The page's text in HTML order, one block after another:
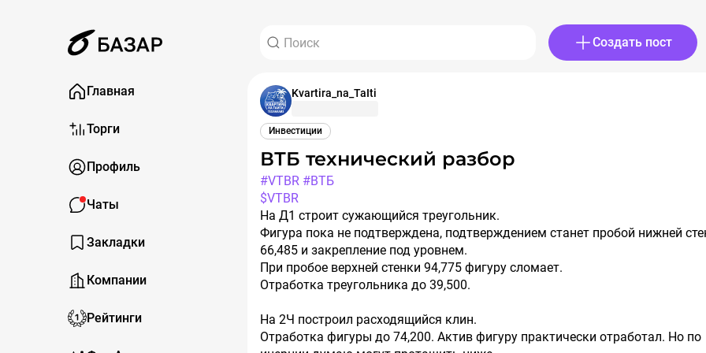
Создать пост
Главная
Торги
Профиль
Чаты
Закладки
Компании
Рейтинги
Kvartira_na_TaIti
Инвестиции
ВТБ технический разбор
#VTBR #ВТБ
$VTBR
На Д1 строит сужающийся треугольник.
Фигура пока не подтверждена, подтверждением станет пробой нижней
66,485 и закрепление под уровнем.
При пробое верхней стенки 94,775 фигуру сломает.
Отработка треугольника до 39,500.
На 2Ч построил расходящийся клин.
Отработка фигуры до 74,200. Актив фигуру практически отработал. Но по